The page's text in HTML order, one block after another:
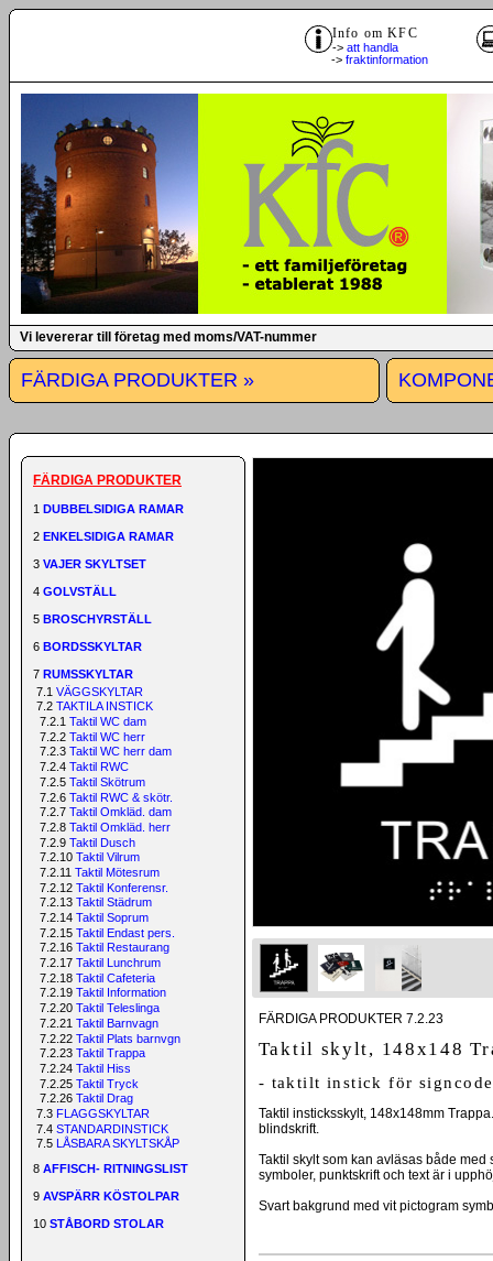
Info om KFC
-> att handla
-> fraktinformation
Vi levererar till företag med moms/VAT-nummer
FÄRDIGA PRODUKTER »
FÄRDIGA PRODUKTER
1 DUBBELSIDIGA RAMAR
2 ENKELSIDIGA RAMAR
3 VAJER SKYLTSET
4 GOLVSTÄLL
5 BROSCHYRSTÄLL
6 BORDSSKYLTAR
7 RUMSSKYLTAR
7.1 VÄGGSKYLTAR
7.2 TAKTILA INSTICK
7.2.1 Taktil WC dam
7.2.2 Taktil WC herr
7.2.3 Taktil WC herr dam
7.2.4 Taktil RWC
7.2.5 Taktil Skötrum
7.2.6 Taktil RWC & skötr.
7.2.7 Taktil Omkläd. dam
7.2.8 Taktil Omkläd. herr
7.2.9 Taktil Dusch
7.2.10 Taktil Vilrum
7.2.11 Taktil Mötesrum
7.2.12 Taktil Konferensr.
7.2.13 Taktil Städrum
7.2.14 Taktil Soprum
7.2.15 Taktil Endast pers.
7.2.16 Taktil Restaurang
7.2.17 Taktil Lunchrum
7.2.18 Taktil Cafeteria
7.2.19 Taktil Information
7.2.20 Taktil Teleslinga
7.2.21 Taktil Barnvagn
7.2.22 Taktil Plats barnvgn
7.2.23 Taktil Trappa
7.2.24 Taktil Hiss
7.2.25 Taktil Tryck
7.2.26 Taktil Drag
7.3 FLAGGSKYLTAR
7.4 STANDARDINSTICK
7.5
LÅSBARA SKYLTSKÅP
8 AFFISCH- RITNINGSLIST
9 AVSPÄRR KÖSTOLPAR
10 STÅBORD STOLAR
FÄRDIGA PRODUKTER 7.2.23
Taktil skylt, 148x148
- taktilt instick för
Taktil insticksskylt, 148x148mm
blindskrift.
Taktil skylt som kan avläsas både
symboler, punktskrift och text är i
Svart bakgrund med vit pictogram